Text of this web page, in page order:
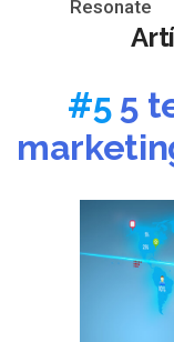
Resonate
#5 5